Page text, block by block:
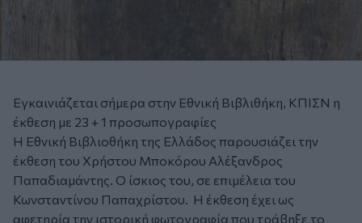
Εγκαινιάζεται σήμερα στην Εθνική Βιβλιθήκη, ΚΠΙΣΝ η
έκθεση με 23 + 1 προσωπογραφίες
Η Εθνική Βιβλιοθήκη της Ελλάδος παρουσιάζει την
έκθεση του Χρήστου Μποκόρου Αλέξανδρος
Παπαδιαμάντης. Ο ίσκιος του, σε επιμέλεια του
Κωνσταντίνου Παπαχρίστου. Η έκθεση έχει ως
αφετηρία την ιστορική φωτογραφία που τράβηξε το